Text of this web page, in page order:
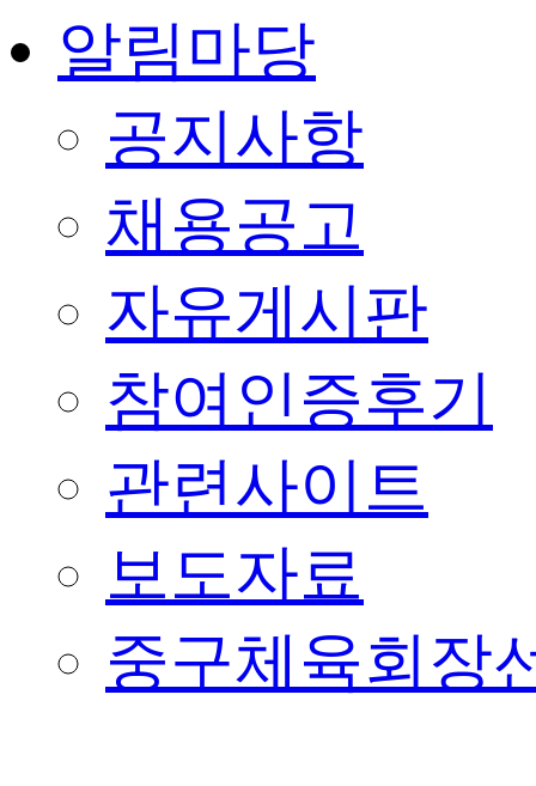
알림마당
공지사항
채용공고
자유게시판
참여인증후기
관련사이트
보도자료
중구체육회장